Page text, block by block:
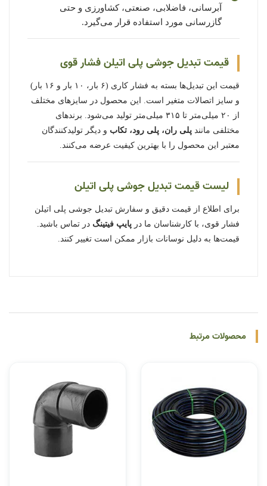
آبرسانی، فاضلابی، صنعتی، کشاورزی و حتی
گازرسانی مورد استفاده قرار می‌گیرد.
قیمت تبدیل جوشی پلی اتیلن فشار قوی
قیمت این تبدیل‌ها بسته به فشار کاری (۶ بار، ۱۰ بار و ۱۶ بار)
و سایز اتصالات متغیر است. این محصول در سایزهای مختلف
از ۲۰ میلی‌متر تا ۳۱۵ میلی‌متر تولید می‌شود. برندهای
مختلفی مانند پلی ران، پلی رود، تکاب و دیگر تولیدکنندگان
معتبر این محصول را با بهترین کیفیت عرضه می‌کنند.
لیست قیمت تبدیل جوشی پلی اتیلن
برای اطلاع از قیمت دقیق و سفارش تبدیل جوشی پلی اتیلن
فشار قوی، با کارشناسان ما در پایپ فیتینگ در تماس باشید.
قیمت‌ها به دلیل نوسانات بازار ممکن است تغییر کنند.
محصولات مرتبط